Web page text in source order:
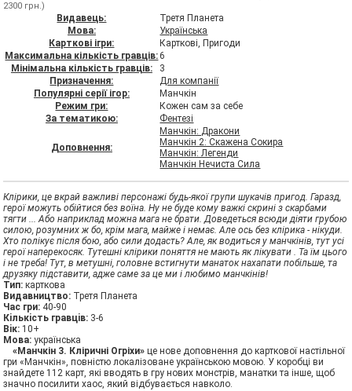
2300 грн.)
Видавець:
Третя Планета
Мова:
Українська
Карткові ігри:
Карткові, Пригоди
Максимальна кількість гравців:6
Мінімальна кількість гравців:
3
Призначення:
Для компанії
Популярні серії ігор:
Манчкін
Режим гри:
Кожен сам за себе
За тематикою:
Фентезі
Доповнення:
Манчкін: Дракони
Манчкін 2: Скажена Сокира
Манчкін: Легенди
Манчкін Нечиста Сила
Клірики, це вкрай важливі персонажі будь-якої групи шукачів пригод. Гаразд,
герої можуть обійтися без воїна. Ну не буде кому важкі скрині з скарбами
тягти ... Або наприклад можна мага не брати. Доведеться всюди діяти грубою
силою, розумних ж бо, крім мага, майже і немає. Але ось без клірика - нікуди.
Хто полікує після бою, або сили додасть? Але, як водиться у манчкінів, тут усі
герої наперекосяк. Тутешні клірики поняття не мають як лікувати . Та їм цього
і не треба! Тут, в метушні, головне встигнути манаток нахапати побільше, та
друзяку підставити, адже саме за це ми і любимо манчкінів!
Тип:карткова
Видавництво: Третя Планета
Час гри: 40-90
Кiлькiсть гравцiв: 3-6
Вiк: 10+
Мова: українська
«Манчкін 3. Кліричні Огріхи» це нове доповнення до карткової настільної
гри «Манчкін», повністю локалізоване українською мовою. У коробці ви
знайдете 112 карт, які вводять в гру нових монстрів, манатки та інше, щоб
значно посилити хаос, який відбувається навколо.